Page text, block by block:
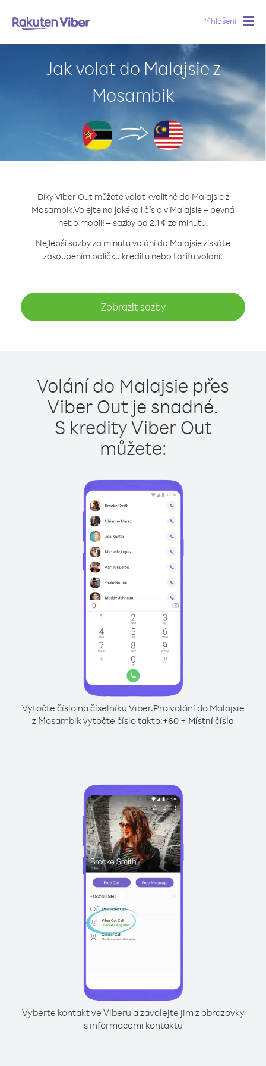
Přihlášení
Jak volat do Malajsie z
Mosambik
Díky Viber Out můžete volat kvalitně do Malajsie z
Mosambik.Volejte na jakékoli číslo v Malajsie – pevná
nebo mobil! – sazby od 2.1 ¢ za minutu.
Nejlepší sazby za minutu volání do Malajsie získáte
zakoupením balíčku kreditu nebo tarifu volání.
Zobrazit sazby
Volání do Malajsie přes
Viber Out je snadné.
S kredity Viber Out
můžete:
Vytočte číslo na číselníku Viber.Pro volání do Malajsie
z Mosambik vytočte číslo takto:+60 + Místní číslo
Vyberte kontakt ve Viberu a zavolejte jim z obrazovky
s informacemi kontaktu